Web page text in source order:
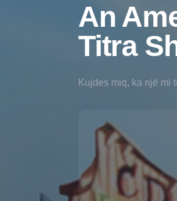
An
Titra
Kujdes miq, ka një mi